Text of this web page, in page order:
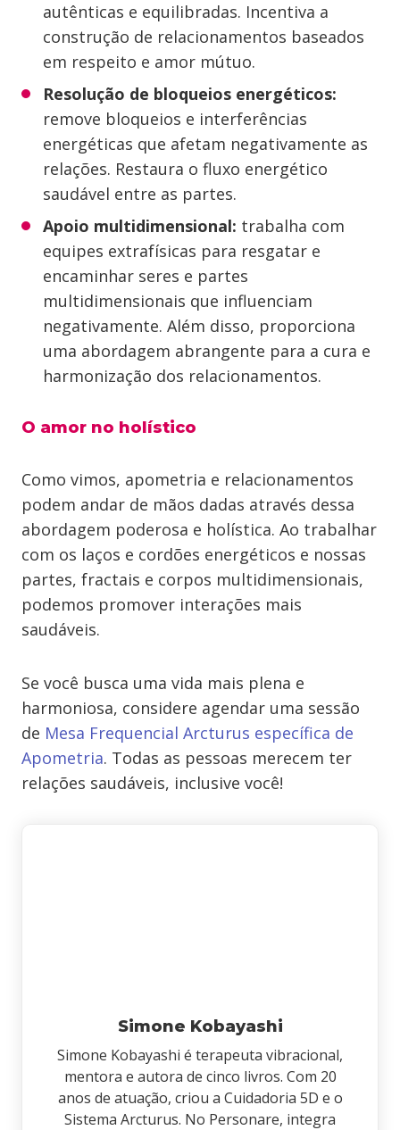
autênticas e equilibradas. Incentiva a
construção de relacionamentos baseados
em respeito e amor mútuo.
Resolução de bloqueios energéticos:
remove bloqueios e interferências
energéticas que afetam negativamente as
relações. Restaura o fluxo energético
saudável entre as partes.
Apoio multidimensional: trabalha com
equipes extrafísicas para resgatar e
encaminhar seres e partes
multidimensionais que influenciam
negativamente. Além disso, proporciona
uma abordagem abrangente para a cura e
harmonização dos relacionamentos.
O amor no holístico
Como vimos, apometria e relacionamentos
podem andar de mãos dadas através dessa
abordagem poderosa e holística. Ao trabalhar
com os laços e cordões energéticos e nossas
partes, fractais e corpos multidimensionais,
podemos promover interações mais
saudáveis.
Se você busca uma vida mais plena e
harmoniosa, considere agendar uma sessão
de Mesa Frequencial Arcturus específica de
Apometria. Todas as pessoas merecem ter
relações saudáveis, inclusive você!
Simone Kobayashi
Simone Kobayashi é terapeuta vibracional,
mentora e autora de cinco livros. Com 20
anos de atuação, criou a Cuidadoria 5D e o
Sistema Arcturus. No Personare, integra